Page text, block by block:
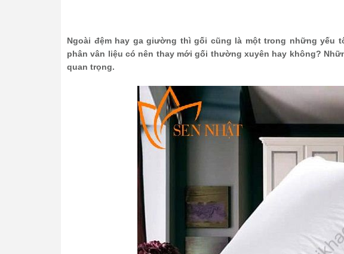
Ngoài đệm hay ga giường thì gối cũng là một trong những yếu
phân vân liệu có nên thay mới gối thường xuyên hay không?
quan trọng.